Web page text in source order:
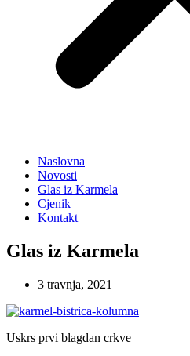
Naslovna
Novosti
Glas iz Karmela
Cjenik
Kontakt
Glas iz Karmela
3 travnja, 2021
Uskrs prvi blagdan crkve